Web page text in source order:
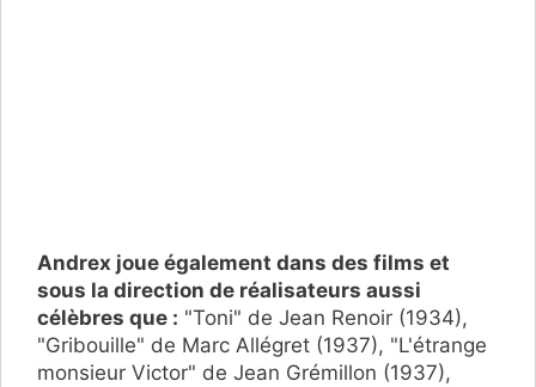
Andrex joue également dans des films et
sous la direction de réalisateurs aussi
célèbres que : "Toni" de Jean Renoir (1934),
"Gribouille" de Marc Allégret (1937), "L'étrange
monsieur Victor" de Jean Grémillon (1937),